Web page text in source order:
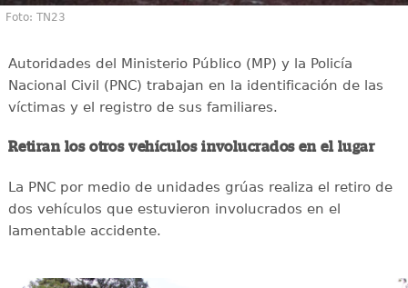
Foto: TN23
Autoridades del Ministerio Público (MP) y la Policía
Nacional Civil (PNC) trabajan en la identificación de las
víctimas y el registro de sus familiares.
Retiran los otros vehículos involucrados en el lugar
La PNC por medio de unidades grúas realiza el retiro de
dos vehículos que estuvieron involucrados en el
lamentable accidente.